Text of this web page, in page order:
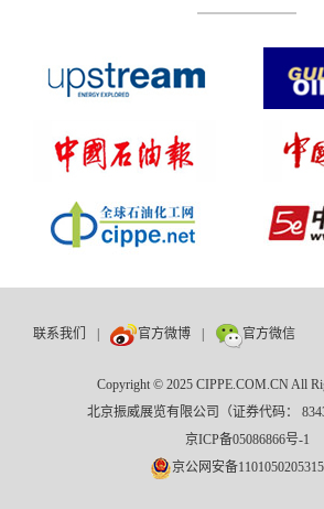
联系我们 | 官方微博 | 官方微信
Copyright © 2025 CIPPE.COM.CN All
北京振威展览有限公司（证券代码：
京ICP备05086866号-1
京公网安备